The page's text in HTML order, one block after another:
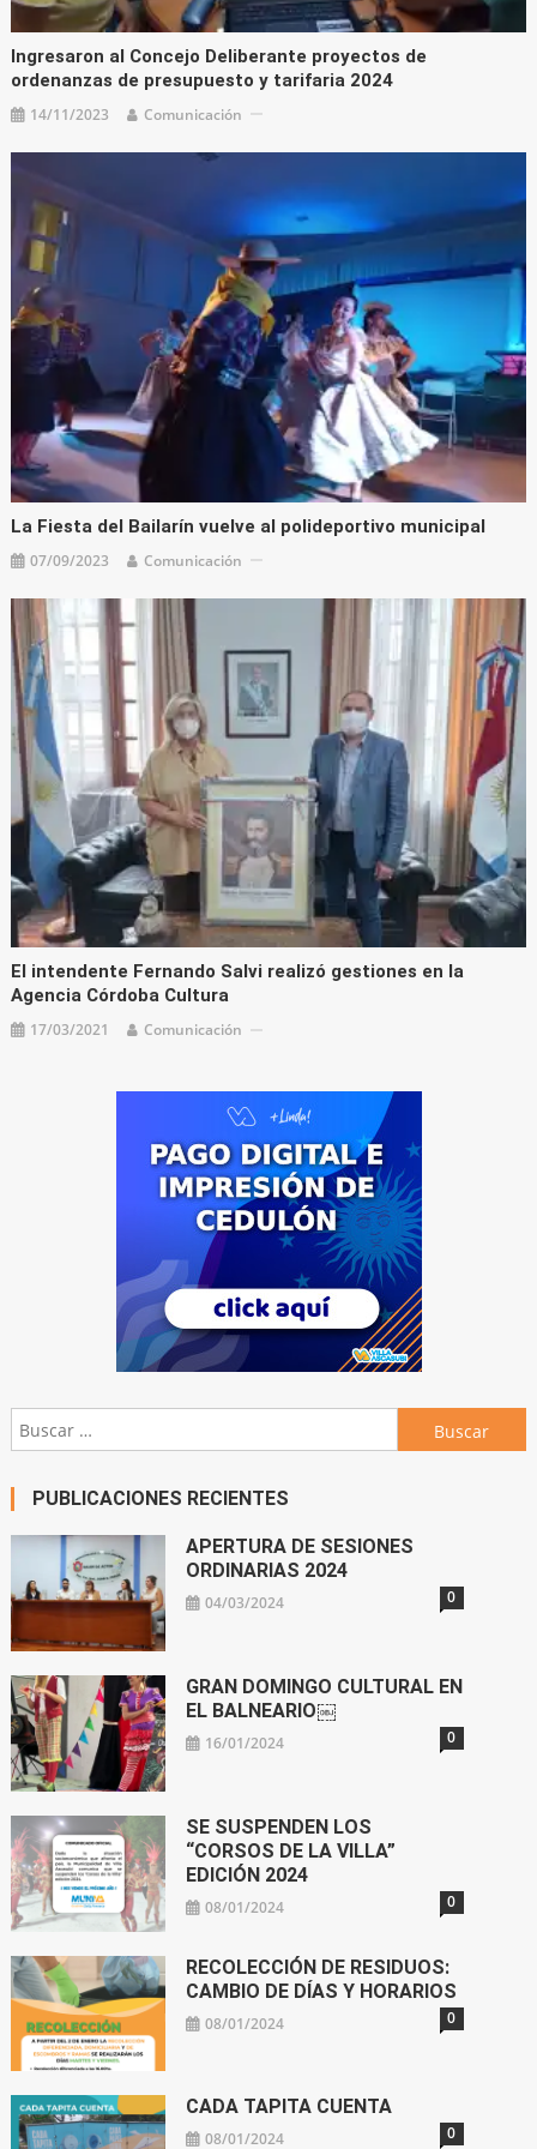
Ingresaron al Concejo Deliberante proyectos de
ordenanzas de presupuesto y tarifaria 2024
14/11/2023 Comunicación
La Fiesta del Bailarín vuelve al polideportivo municipal
07/09/2023 Comunicación
El intendente Fernando Salvi realizó gestiones en la
Agencia Córdoba Cultura
17/03/2021 Comunicación
Buscar:
PUBLICACIONES RECIENTES
APERTURA DE SESIONES
ORDINARIAS 2024
04/03/2024 0
GRAN DOMINGO CULTURAL EN
EL BALNEARIO￼
16/01/2024 0
SE SUSPENDEN LOS
“CORSOS DE LA VILLA”
EDICIÓN 2024
08/01/2024 0
RECOLECCIÓN DE RESIDUOS:
CAMBIO DE DÍAS Y HORARIOS
08/01/2024 0
CADA TAPITA CUENTA
08/01/2024 0